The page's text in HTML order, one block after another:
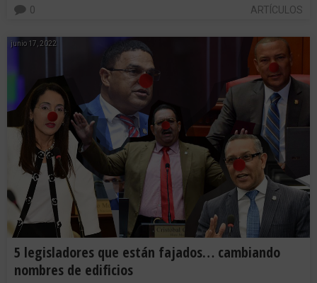
ARTÍCULOS
0
junio 17, 2022
5 legisladores que están fajados… cambiando
nombres de edificios